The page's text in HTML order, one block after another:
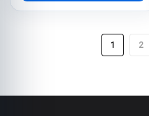
1 2